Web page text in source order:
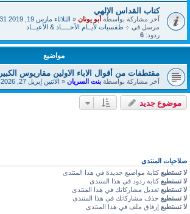
كتاب القداس الإلهي
آخر مشاركة بواسطة أبو يونان « الثلاثاء مارس 19, 2019 12:31 am
مرسل في ܀ طقسيات لأيــام الآحـــــاد & الأعيـــاد
ردود: 6
مواضيع
مقتطفات من أقوال الاباء الاولين مقاريوس الكبير
آخر مشاركة بواسطة بنت السريان « الاثنين إبريل 27, 2026 7:26 pm
موضوع جديد
صلاحيات المنتدى
لا تستطيع كتابة مواضيع جديدة في هذا المنتدى
لا تستطيع كتابة ردود في هذا المنتدى
لا تستطيع تعديل مشاركاتك في هذا المنتدى
لا تستطيع حذف مشاركاتك في هذا المنتدى
لا تستطيع إرفاق ملف في هذا المنتدى